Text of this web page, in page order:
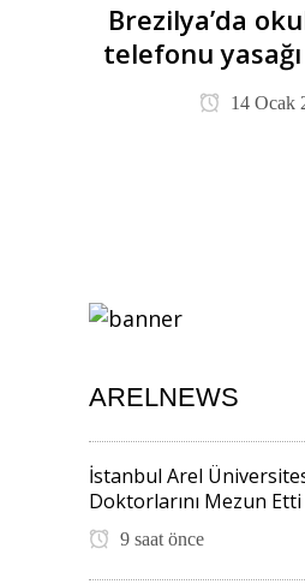
Brezilya’da
telefonu
14 Ocak
ARELNEWS
İstanbul Arel
Doktorlarını Mezun Etti
9 saat önce